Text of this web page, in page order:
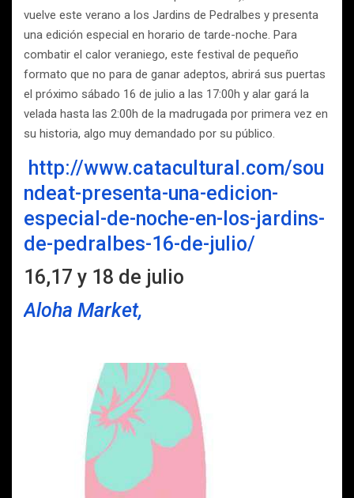
vuelve este verano a los Jardins de Pedralbes y presenta
una edición especial en horario de tarde-noche. Para
combatir el calor veraniego, este festival de pequeño
formato que no para de ganar adeptos, abrirá sus puertas
el próximo sábado 16 de julio a las 17:00h y alar gará la
velada hasta las 2:00h de la madrugada por primera vez en
su historia, algo muy demandado por su público.
http://www.catacultural.com/sou
ndeat-presenta-una-edicion-
especial-de-noche-en-los-jardins-
de-pedralbes-16-de-julio/
16,17 y 18 de julio
Aloha Market,